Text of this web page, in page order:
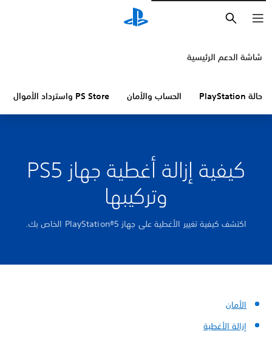
شاشة الدعم الرئيسية
حالة PlayStation الحساب والأمان PS Store واسترداد الأموال
كيفية إزالة أغطية جهاز PS5
وتركيبها
اكتشف كيفية تغيير الأغطية على جهاز PlayStation®5 الخاص بك.
الأمان
إزالة الأغطية